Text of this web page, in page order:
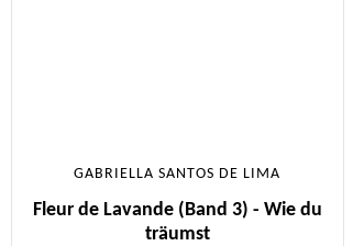
GABRIELLA SANTOS DE LIMA
Fleur de Lavande (Band 3) - Wie du
träumst